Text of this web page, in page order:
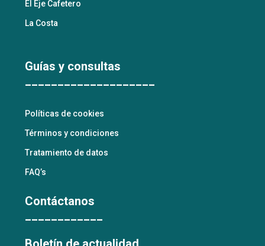
El Eje Cafetero
La Costa
Guías y consultas
____________________
Políticas de cookies
Términos y condiciones
Tratamiento de datos
FAQ’s
Contáctanos
____________